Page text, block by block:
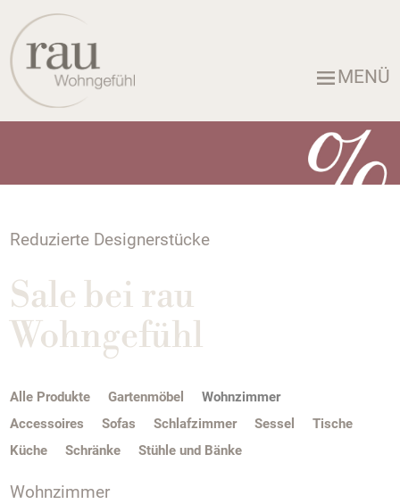
MENÜ
Reduzierte Designerstücke
Sale bei rau
Wohngefühl
Alle Produkte Gartenmöbel
Wohnzimmer
Accessoires
Sofas Schlafzimmer Sessel
Tische
Küche
Schränke Stühle und Bänke
Wohnzimmer